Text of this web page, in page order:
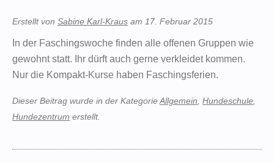
Erstellt von Sabine Karl-Kraus am 17. Februar 2015
In der Faschingswoche finden alle offenen Gruppen wie
gewohnt statt. Ihr dürft auch gerne verkleidet kommen.
Nur die Kompakt-Kurse haben Faschingsferien.
Dieser Beitrag wurde in der KategorieAllgemein Hundeschule
Hundezentrum erstellt.